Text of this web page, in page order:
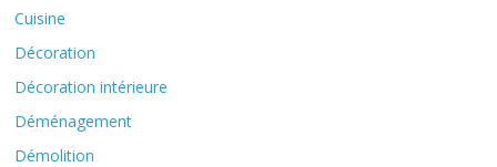
Cuisine
Décoration
Décoration intérieure
Déménagement
Démolition